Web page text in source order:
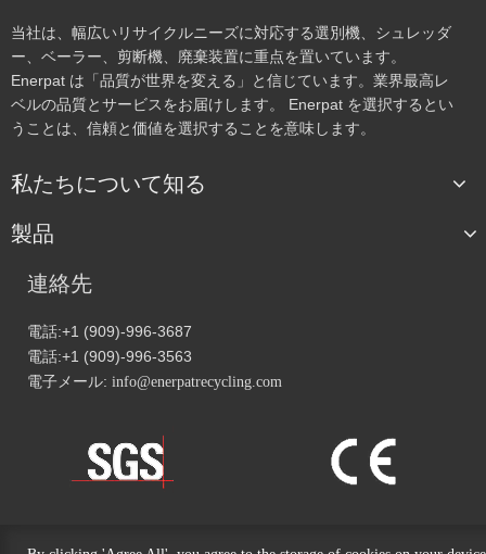
当社は、幅広いリサイクルニーズに対応する選別機、シュレッダ
ー、ベーラー、剪断機、廃棄装置に重点を置いています。
Enerpat は「品質が世界を変える」と信じています。業界最高レ
ベルの品質とサービスをお届けします。 Enerpat を選択するとい
うことは、信頼と価値を選択することを意味します。
私たちについて知る
製品
連絡先
電話:+1 (909)-996-3687
電話:+1 (909)-996-3563
電子メール: info@enerpatrecycling.com